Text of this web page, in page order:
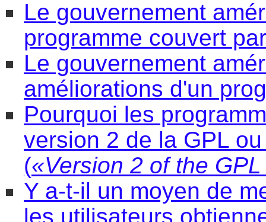
Le gouvernement
programme couvert
Le gouvernement
améliorations d'un
Pourquoi les
version 2 de la GPL
(«Version 2 of the
Y a-t-il un moyen de
les utilisateurs